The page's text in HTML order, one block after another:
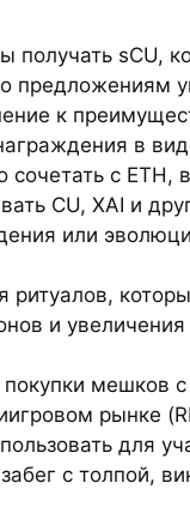
получать sCU,
предложениям
к
в
с ETH,
CU, XAI и
или
ритуалов,
и
мешков
рынке
для
с толпой,